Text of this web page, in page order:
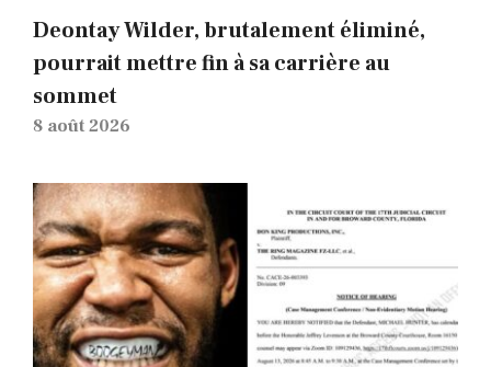
Deontay Wilder, brutalement éliminé,
pourrait mettre fin à sa carrière au
sommet
8 août 2026